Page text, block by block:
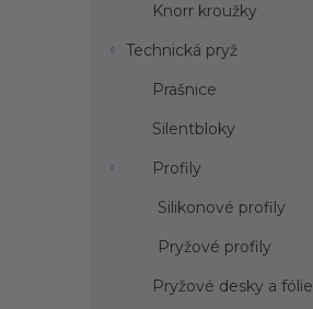
Knorr kroužky
Technická pryž
Prašnice
Silentbloky
Profily
Silikonové profily
Pryžové profily
Pryžové desky a fólie